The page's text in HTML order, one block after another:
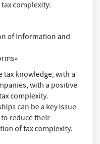
complexity:
of Information and
tax knowledge, with a
with a positive
complexity.
can be a key issue
reduce their
of tax complexity.